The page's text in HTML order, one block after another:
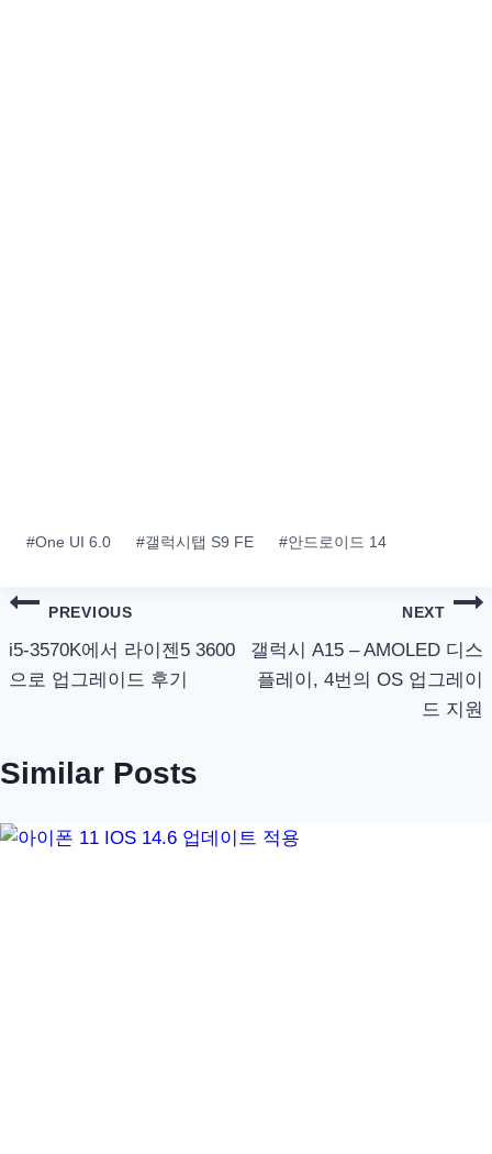
Post
#One UI 6.0 #갤럭시탭 S9 FE #안드로이드 14
글
탐
PREVIOUS
i5-3570K에서 라이젠5 3600
으로 업그레이드 후기
NEXT
갤럭시 A15 – AMOLED 디스
플레이, 4번의 OS 업그레이
드 지원
Similar Posts